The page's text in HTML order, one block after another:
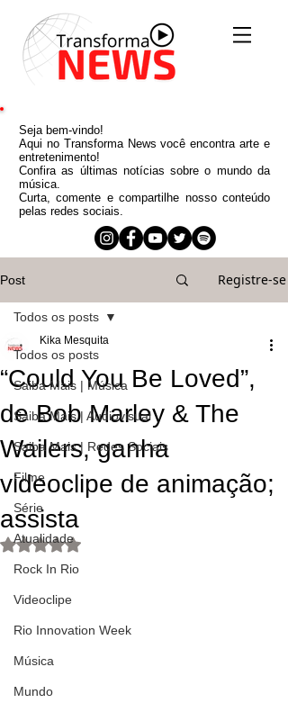
Seja bem-vindo!
Aqui no Transforma News você encontra arte e
entretenimento!
Confira as últimas notícias sobre o mundo da
música.
Curta, comente e compartilhe nosso conteúdo
pelas redes sociais.
Post Registre-se
Todos os posts
Saiba Mais | Música
Saiba Mais | Audiovisual
Saiba Mais | Redes Sociais
Filme
Série
Atualidade
Rock In Rio
Videoclipe
Rio Innovation Week
Música
Mundo
Todos os posts
“Could You Be Loved”,
de Bob Marley & The
Wailers, ganha
videoclipe de animação;
assista
Kika Mesquita
Avaliado com NaN de 5 estrelas.